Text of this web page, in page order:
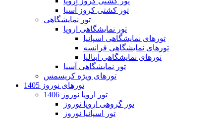
تور کشتی کروز آسیا
تور نمایشگاهی
تور نمایشگاهی اروپا
تورهای نمایشگاهی اسپانیا
تورهای نمایشگاهی فرانسه
تورهای نمایشگاهی ایتالیا
تور نمایشگاهی آسیا
تورهای ویژه کریسمس
تورهای نوروز 1405
تور اروپا نوروز 1406
تور گروهی اروپا نوروز
تور اسپانیا نوروز